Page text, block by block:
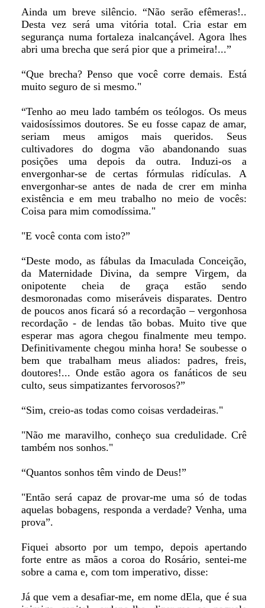
Ainda um breve silêncio. “Não serão efêmeras!..
Desta vez será uma vitória total. Cria estar em
segurança numa fortaleza inalcançável. Agora lhes
abri uma brecha que será pior que a primeira!...”
“Que brecha? Penso que você corre demais. Está
muito seguro de si mesmo."
“Tenho ao meu lado também os teólogos. Os meus
vaidosíssimos doutores. Se eu fosse capaz de amar,
seriam meus amigos mais queridos. Seus
cultivadores do dogma vão abandonando suas
posições uma depois da outra. Induzi-os a
envergonhar-se de certas fórmulas ridículas. A
envergonhar-se antes de nada de crer em minha
existência e em meu trabalho no meio de vocês:
Coisa para mim comodíssima."
"E você conta com isto?”
“Deste modo, as fábulas da Imaculada Conceição,
da Maternidade Divina, da sempre Virgem, da
onipotente cheia de graça estão sendo
desmoronadas como miseráveis disparates. Dentro
de poucos anos ficará só a recordação – vergonhosa
recordação - de lendas tão bobas. Muito tive que
esperar mas agora chegou finalmente meu tempo.
Definitivamente chegou minha hora! Se soubesse o
bem que trabalham meus aliados: padres, freis,
doutores!... Onde estão agora os fanáticos de seu
culto, seus simpatizantes fervorosos?”
“Sim, creio-as todas como coisas verdadeiras."
"Não me maravilho, conheço sua credulidade. Crê
também nos sonhos."
“Quantos sonhos têm vindo de Deus!”
"Então será capaz de provar-me uma só de todas
aquelas bobagens, responda a verdade? Venha, uma
prova”.
Fiquei absorto por um tempo, depois apertando
forte entre as mãos a coroa do Rosário, sentei-me
sobre a cama e, com tom imperativo, disse:
Já que vem a desafiar-me, em nome dEla, que é sua